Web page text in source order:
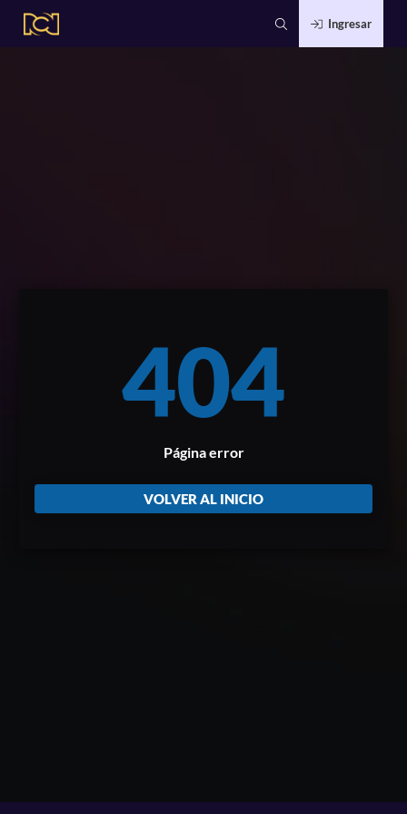
Ingresar
404
Página error
VOLVER AL INICIO